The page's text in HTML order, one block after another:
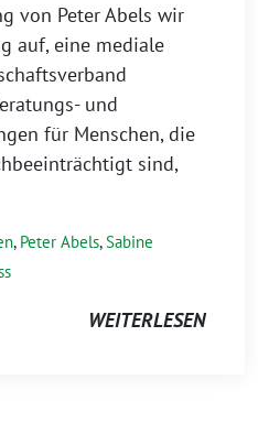
von Peter Abels wir
auf, eine mediale
und
für Menschen, die
sind,
, Peter Abels,Sabine
WEITERLESEN